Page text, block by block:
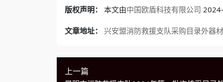
版权声明： 本文由中国欧盾科技有限公司
文章地址： 兴安盟消防救援支队采购目录外器
上一篇